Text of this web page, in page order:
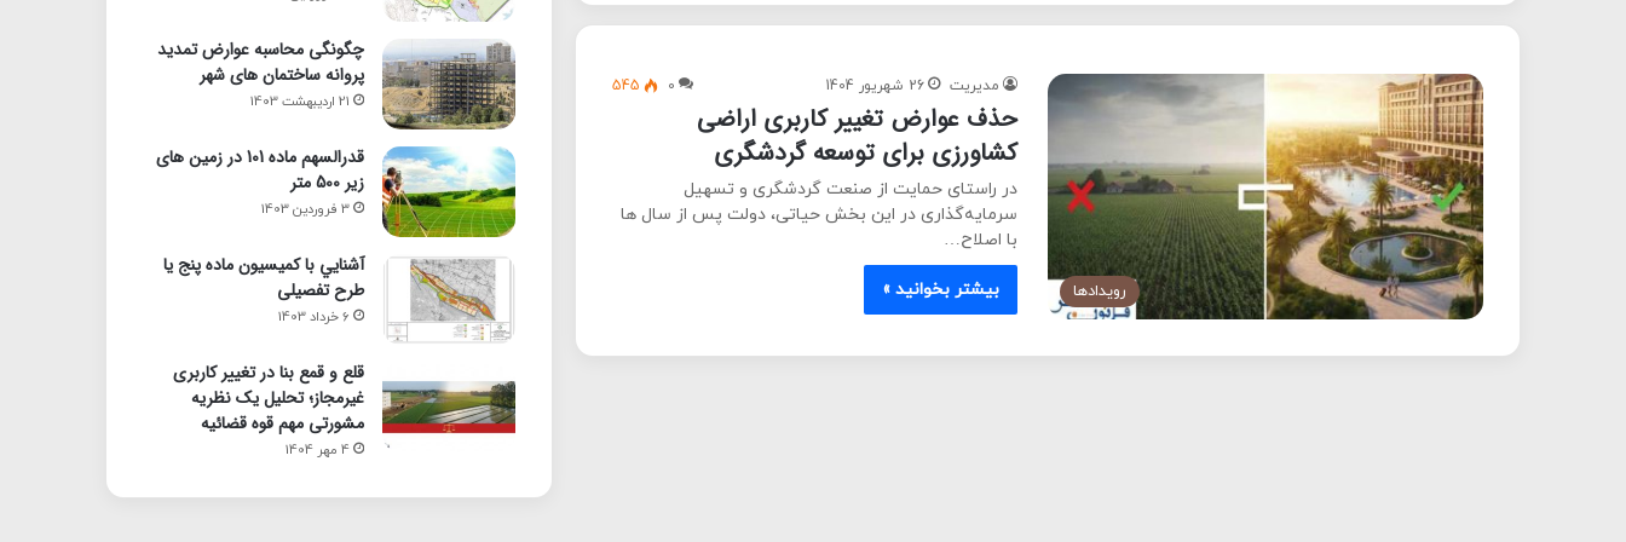
رویدادها
مدیریت 26 شهریور 1404 0
545
حذف عوارض تغییر کاربری اراضی
کشاورزی برای توسعه گردشگری
در راستای حمایت از صنعت گردشگری و تسهیل
سرمایه‌گذاری در این بخش حیاتی، دولت پس از سال ها
با اصلاح…
بیشتر بخوانید »
چگونگی محاسبه عوارض تمدید
پروانه ساختمان های شهر
21 اردیبهشت 1403
قدرالسهم ماده 101 در زمین های
زیر 500 متر
3 فروردین 1403
آشنايي با كميسيون ماده پنج یا
طرح تفصیلی
6 خرداد 1403
قلع و قمع بنا در تغییر کاربری
غیرمجاز؛ تحلیل یک نظریه
مشورتی مهم قوه قضائیه
4 مهر 1404